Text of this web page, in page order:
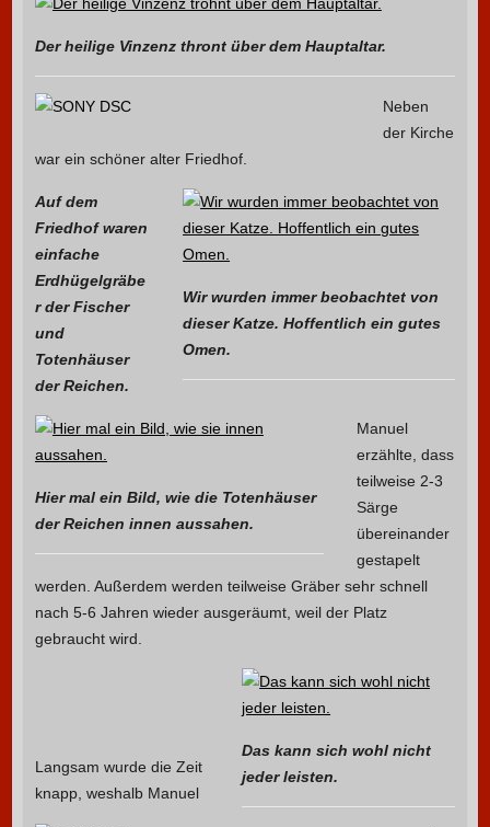
Der heilige Vinzenz thront über dem Hauptaltar.
Neben
der Kirche
war ein schöner alter Friedhof.
Wir wurden immer beobachtet von
dieser Katze. Hoffentlich ein gutes
Omen.
Auf dem
Friedhof waren
einfache
Erdhügelgräbe
r der Fischer
und
Totenhäuser
der Reichen.
Hier mal ein Bild, wie die Totenhäuser
der Reichen innen aussahen.
Manuel
erzählte, dass
teilweise 2-3
Särge
übereinander
gestapelt
werden. Außerdem werden teilweise Gräber sehr schnell
nach 5-6 Jahren wieder ausgeräumt, weil der Platz
gebraucht wird.
Das kann sich wohl nicht
jeder leisten.
Langsam wurde die Zeit
knapp, weshalb Manuel